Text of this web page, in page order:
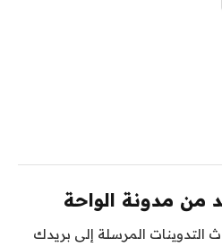
من مدونة الواحة
المرسلة إلى بريدك